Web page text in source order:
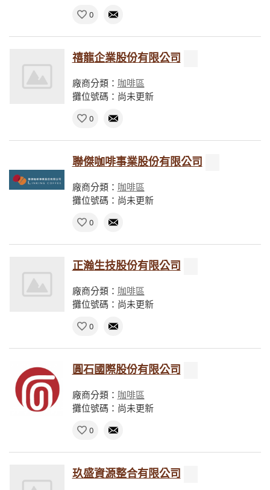
0
禧龍企業股份有限公司
廠商分類： 咖啡區
攤位號碼：尚未更新
0
聯傑咖啡事業股份有限公司
廠商分類： 咖啡區
攤位號碼：尚未更新
0
正瀚生技股份有限公司
廠商分類： 咖啡區
攤位號碼：尚未更新
0
圓石國際股份有限公司
廠商分類： 咖啡區
攤位號碼：尚未更新
0
玖盛資源整合有限公司